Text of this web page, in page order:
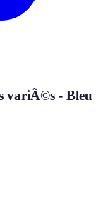
variÃ©s - Bleu